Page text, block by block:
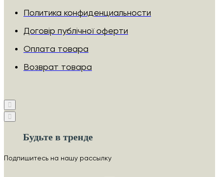
Политика конфиденциальности
Договір публічної оферти
Оплата товара
Возврат товара
Будьте в тренде
Подпишитесь на нашу рассылку